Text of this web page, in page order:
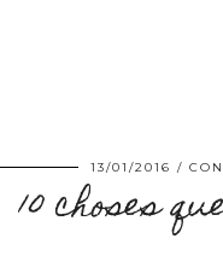
13/01/2016
10 choses